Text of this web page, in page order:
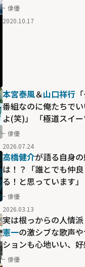
俳優
2020.10.17
本宮泰風＆山口祥行
番組なのに俺たちで
よ(笑)」 「極道スイ
見せる飾らない素顔
俳優
2026.07.24
高橋健介が語る自身
は！？「誰とでも仲
る！と思っています」
俳優
2026.03.13
実は根っからの人情派
憲一の激シブな歌声
ションも心地いい、
群の冠番組
俳優